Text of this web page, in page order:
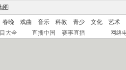
图
春晚 戏曲 音乐 科教 青少 文化
艺术
大全 直播中国 赛事直播 网络